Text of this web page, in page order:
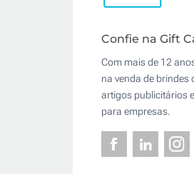
Confie na Gift
Com mais de 12
na venda de brindes
artigos publicitários
para empresas.